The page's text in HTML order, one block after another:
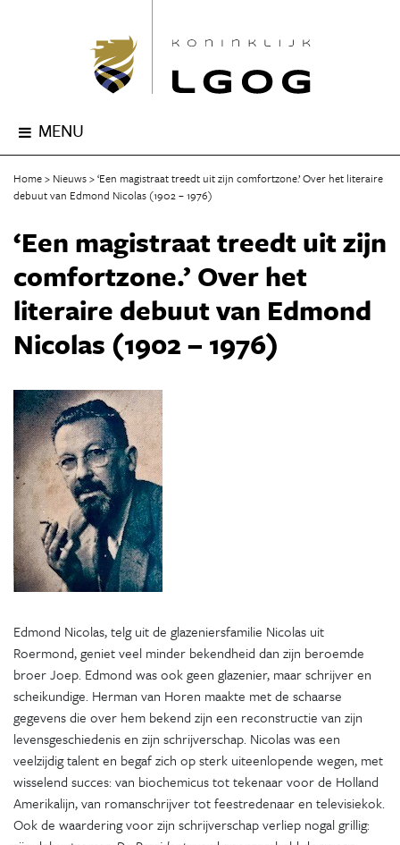
MENU
Home Nieuws
‘Een magistraat treedt uit zijn comfortzone.’ Over het literaire
debuut van Edmond Nicolas (1902 – 1976)
‘Een magistraat treedt uit zijn
comfortzone.’ Over het
literaire debuut van Edmond
Nicolas (1902 – 1976)
Edmond Nicolas, telg uit de glazeniersfamilie Nicolas uit
Roermond, geniet veel minder bekendheid dan zijn beroemde
broer Joep. Edmond was ook geen glazenier, maar schrijver en
scheikundige. Herman van Horen maakte met de schaarse
gegevens die over hem bekend zijn een reconstructie van zijn
levensgeschiedenis en zijn schrijverschap. Nicolas was een
veelzijdig talent en begaf zich op sterk uiteenlopende wegen, met
wisselend succes: van biochemicus tot tekenaar voor de Holland
Amerikalijn, van romanschrijver tot feestredenaar en televisiekok.
Ook de waardering voor zijn schrijverschap verliep nogal grillig: